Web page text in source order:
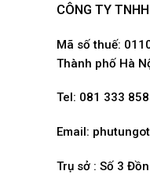
CÔNG TY
Mã số thuế:
Thành phố Hà
Tel: 081 333
Email:
Trụ sở : Số 3